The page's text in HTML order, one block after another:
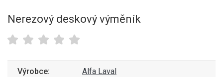
Nerezový deskový výměník
Výrobce: Alfa Laval